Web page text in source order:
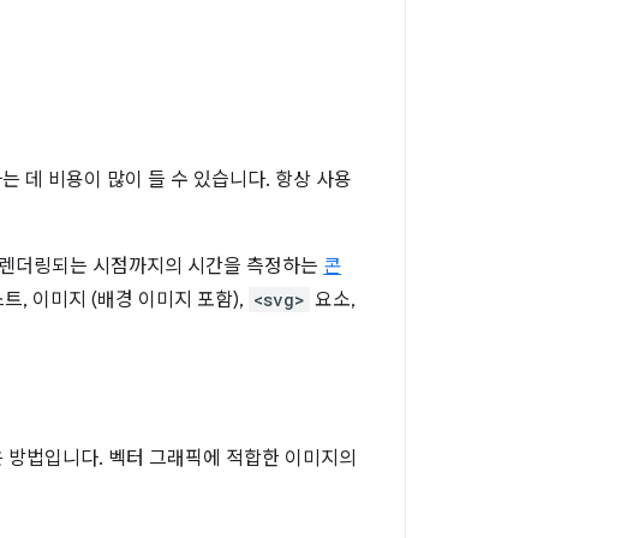
데 비용이 많이 들 수 있습니다. 항상 사용
더링되는 시점까지의 시간을 측정하는 콘
, 이미지 (배경 이미지 포함), <svg> 요소,
법입니다. 벡터 그래픽에 적합한 이미지의